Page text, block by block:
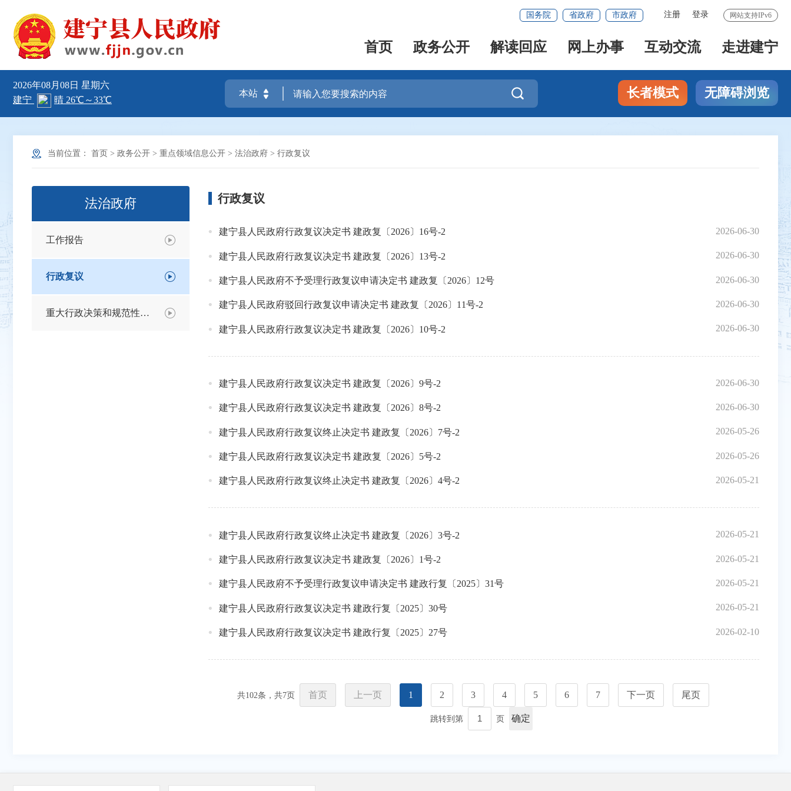
网站支持IPv6
注册 登录
国务院 省政府 市政府
首页 政务公开 解读回应 网上办事 互动交流 走进建宁
2026年08月08日 星期六
 长者模式 无障碍浏览
当前位置： 首页 > 政务公开 > 重点领域信息公开 > 法治政府 > 行政复议
法治政府
工作报告
行政复议
重大行政决策和规范性文件意见征集
行政复议
2026-06-30
建宁县人民政府行政复议决定书 建政复〔2026〕16号-2
2026-06-30
建宁县人民政府行政复议决定书 建政复〔2026〕13号-2
2026-06-30
建宁县人民政府不予受理行政复议申请决定书 建政复〔2026〕12号
2026-06-30
建宁县人民政府驳回行政复议申请决定书 建政复〔2026〕11号-2
2026-06-30
建宁县人民政府行政复议决定书 建政复〔2026〕10号-2
2026-06-30
建宁县人民政府行政复议决定书 建政复〔2026〕9号-2
2026-06-30
建宁县人民政府行政复议决定书 建政复〔2026〕8号-2
2026-05-26
建宁县人民政府行政复议终止决定书 建政复〔2026〕7号-2
2026-05-26
建宁县人民政府行政复议决定书 建政复〔2026〕5号-2
2026-05-21
建宁县人民政府行政复议终止决定书 建政复〔2026〕4号-2
2026-05-21
建宁县人民政府行政复议终止决定书 建政复〔2026〕3号-2
2026-05-21
建宁县人民政府行政复议决定书 建政复〔2026〕1号-2
2026-05-21
建宁县人民政府不予受理行政复议申请决定书 建政行复〔2025〕31号
2026-05-21
建宁县人民政府行政复议决定书 建政行复〔2025〕30号
2026-02-10
建宁县人民政府行政复议决定书 建政行复〔2025〕27号
共102条，共7页 首页 上一页 1 2 3 4 5 6 7 下一页 尾页
跳转到第 页 确定